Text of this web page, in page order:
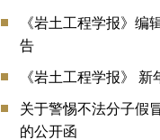
《岩土工程学报》编
告
《岩土工程学报》 新
关于警惕不法分子假
的公开函